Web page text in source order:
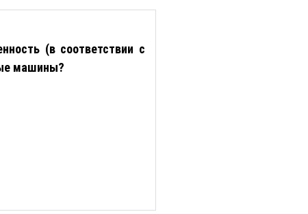
(в соответствии с
машины?